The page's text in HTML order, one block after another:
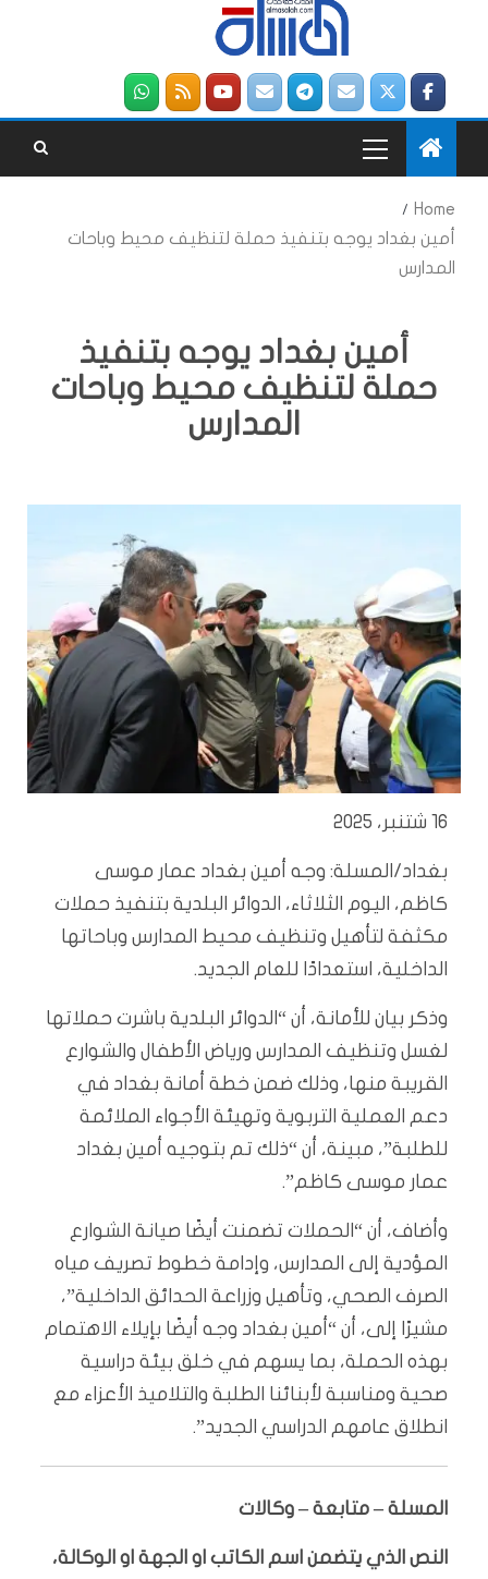
Home
أمين بغداد يوجه بتنفيذ حملة لتنظيف محيط وباحات
المدارس
أمين بغداد يوجه بتنفيذ
حملة لتنظيف محيط وباحات
المدارس
16 شتنبر، 2025
بغداد/المسلة: وجه أمين بغداد عمار موسى
كاظم، اليوم الثلاثاء، الدوائر البلدية بتنفيذ حملات
مكثفة لتأهيل وتنظيف محيط المدارس وباحاتها
الداخلية، استعدادًا للعام الجديد.
وذكر بيان للأمانة، أن “الدوائر البلدية باشرت حملاتها
لغسل وتنظيف المدارس ورياض الأطفال والشوارع
القريبة منها، وذلك ضمن خطة أمانة بغداد في
دعم العملية التربوية وتهيئة الأجواء الملائمة
للطلبة”، مبينة، أن “ذلك تم بتوجيه أمين بغداد
عمار موسى كاظم”.
وأضاف، أن “الحملات تضمنت أيضًا صيانة الشوارع
المؤدية إلى المدارس، وإدامة خطوط تصريف مياه
الصرف الصحي، وتأهيل وزراعة الحدائق الداخلية”،
مشيرًا إلى، أن “أمين بغداد وجه أيضًا بإيلاء الاهتمام
بهذه الحملة، بما يسهم في خلق بيئة دراسية
صحية ومناسبة لأبنائنا الطلبة والتلاميذ الأعزاء مع
انطلاق عامهم الدراسي الجديد”.
المسلة – متابعة – وكالات
النص الذي يتضمن اسم الكاتب او الجهة او الوكالة،